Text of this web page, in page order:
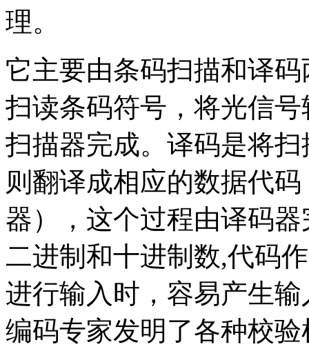
理。
它主要由条码扫描和译
扫读条码符号，将光信
扫描器完成。译码是将
则翻译成相应的数据代
器），这个过程由译码
二进制和十进制数,代码
进行输入时，容易产生
编码专家发明了各种校